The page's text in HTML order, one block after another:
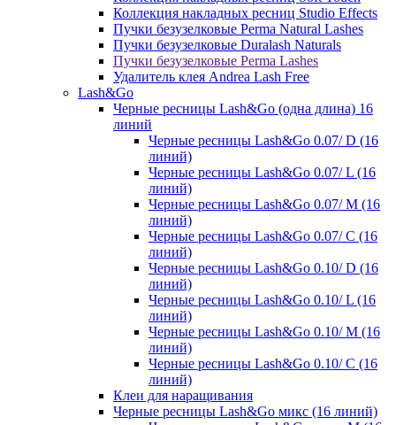
Коллекция накладных ресниц Studio Effects
Пучки безузелковые Perma Natural Lashes
Пучки безузелковые Duralash Naturals
Пучки безузелковые Perma Lashes
Удалитель клея Andrea Lash Free
Lash&Go
Черные ресницы Lash&Go (одна длина) 16
линий
Черные ресницы Lash&Go 0.07/ D (16
линий)
Черные ресницы Lash&Go 0.07/ L (16
линий)
Черные ресницы Lash&Go 0.07/ М (16
линий)
Черные ресницы Lash&Go 0.07/ С (16
линий)
Черные ресницы Lash&Go 0.10/ D (16
линий)
Черные ресницы Lash&Go 0.10/ L (16
линий)
Черные ресницы Lash&Go 0.10/ М (16
линий)
Черные ресницы Lash&Go 0.10/ С (16
линий)
Клеи для наращивания
Черные ресницы Lash&Go микс (16 линий)